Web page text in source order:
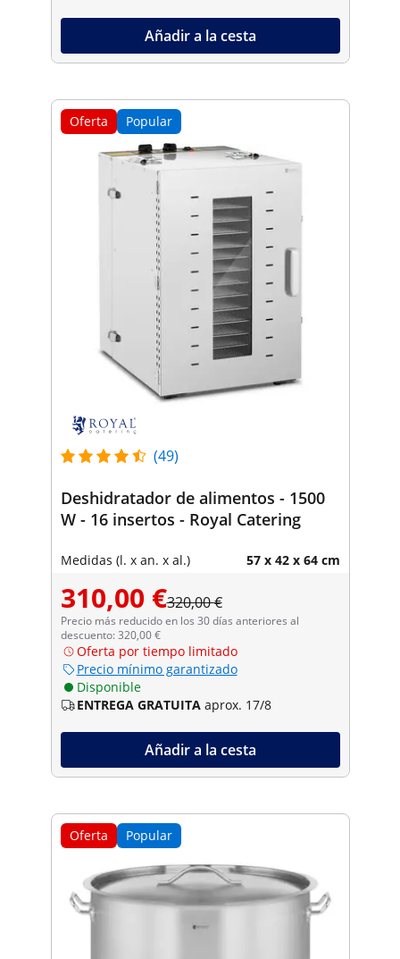
Añadir a la cesta
Oferta Popular
(49)
Deshidratador de alimentos - 1500
W - 16 insertos - Royal Catering
Medidas (l. x an. x al.) 57 x 42 x 64 cm
310,00 €320,00 €
Precio más reducido en los 30 días anteriores al
descuento: 320,00 €
Oferta por tiempo limitado
Precio mínimo garantizado
Disponible
ENTREGA GRATUITA aprox. 17/8
Añadir a la cesta
Oferta Popular